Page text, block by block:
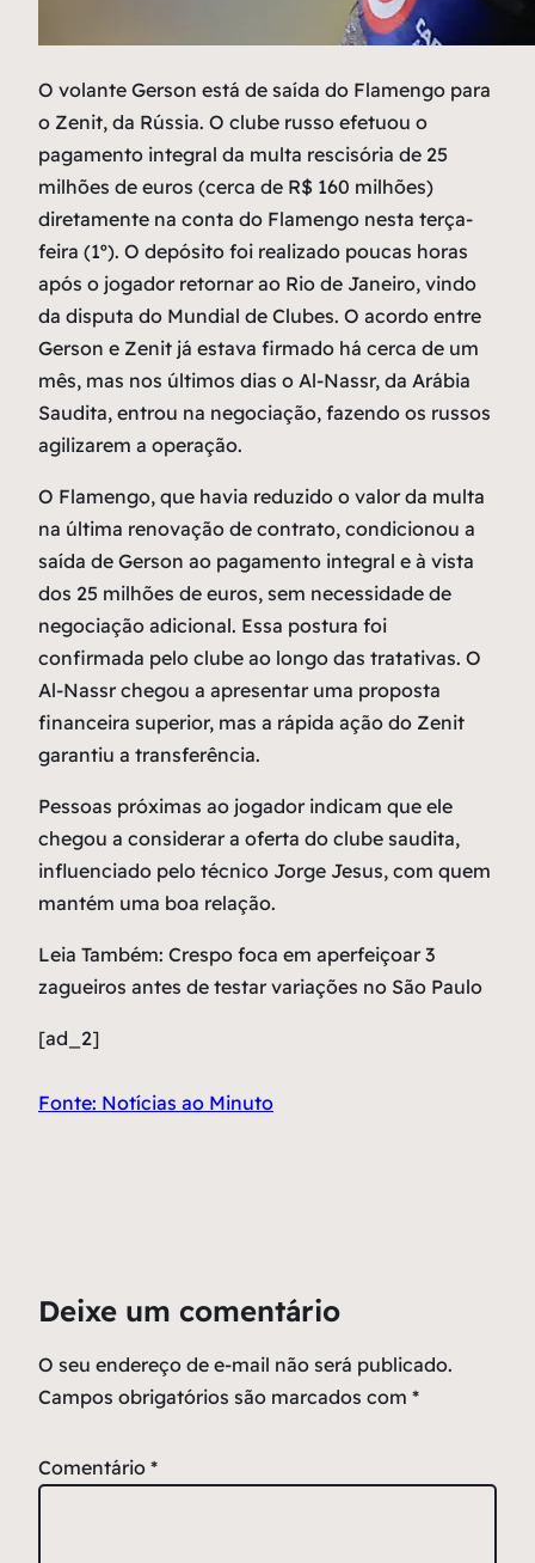
O volante Gerson está de saída do Flamengo para
o Zenit, da Rússia. O clube russo efetuou o
pagamento integral da multa rescisória de 25
milhões de euros (cerca de R$ 160 milhões)
diretamente na conta do Flamengo nesta terça-
feira (1º). O depósito foi realizado poucas horas
após o jogador retornar ao Rio de Janeiro, vindo
da disputa do Mundial de Clubes. O acordo entre
Gerson e Zenit já estava firmado há cerca de um
mês, mas nos últimos dias o Al-Nassr, da Arábia
Saudita, entrou na negociação, fazendo os russos
agilizarem a operação.
O Flamengo, que havia reduzido o valor da multa
na última renovação de contrato, condicionou a
saída de Gerson ao pagamento integral e à vista
dos 25 milhões de euros, sem necessidade de
negociação adicional. Essa postura foi
confirmada pelo clube ao longo das tratativas. O
Al-Nassr chegou a apresentar uma proposta
financeira superior, mas a rápida ação do Zenit
garantiu a transferência.
Pessoas próximas ao jogador indicam que ele
chegou a considerar a oferta do clube saudita,
influenciado pelo técnico Jorge Jesus, com quem
mantém uma boa relação.
Leia Também: Crespo foca em aperfeiçoar 3
zagueiros antes de testar variações no São Paulo
[ad_2]
Fonte: Notícias ao Minuto
Deixe um comentário
O seu endereço de e-mail não será publicado.
Campos obrigatórios são marcados com *
Comentário *